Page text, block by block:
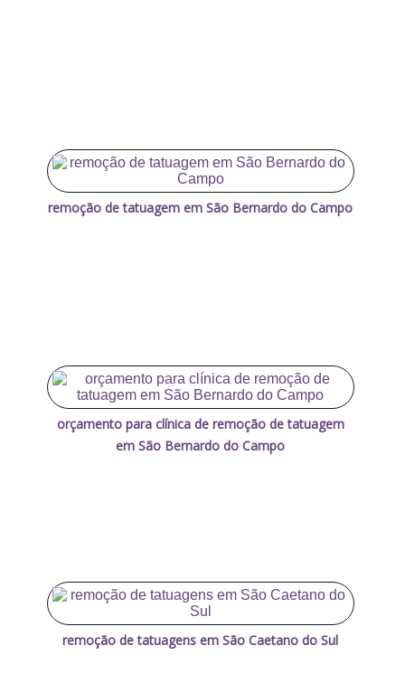
remoção de tatuagem em São Bernardo do Campo
orçamento para clínica de remoção de tatuagem
em São Bernardo do Campo
remoção de tatuagens em São Caetano do Sul